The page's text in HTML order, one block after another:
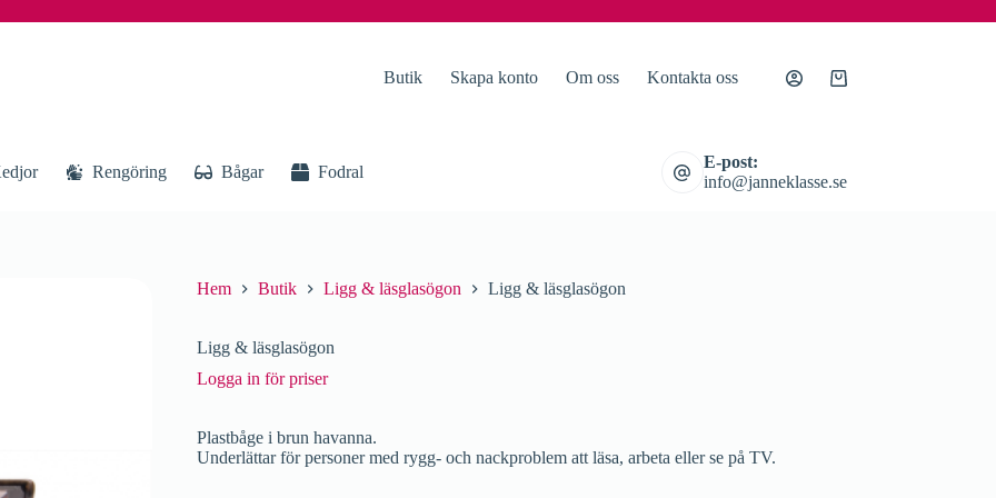
Butik Skapa konto Om oss Kontakta oss Varukorg
Rengöring Bågar Fodral
E-post:
info@janneklasse.se
Hem Butik Ligg & läsglasögon Ligg & läsglasögon
Ligg & läsglasögon
Logga in för priser
Plastbåge i brun havanna.
Underlättar för personer med rygg- och nackproblem att läsa, arbeta eller se på TV.